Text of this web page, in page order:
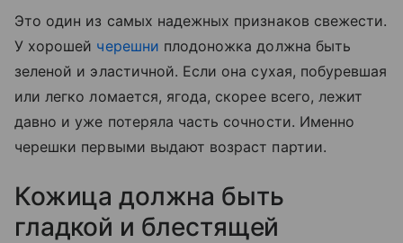
Это один из самых надежных признаков свежести.
У хорошей черешни плодоножка должна быть
зеленой и эластичной. Если она сухая, побуревшая
или легко ломается, ягода, скорее всего, лежит
давно и уже потеряла часть сочности. Именно
черешки первыми выдают возраст партии.
Кожица должна быть
гладкой и блестящей